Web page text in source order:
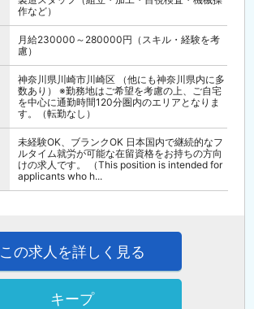
作など）
月給230000～280000円（スキル・経験を考
慮）
神奈川県川崎市川崎区 （他にも神奈川県内に多
数あり） ※勤務地はご希望を考慮の上、ご自宅
を中心に通勤時間120分圏内のエリアとなりま
す。（転勤なし）
未経験OK、ブランクOK 日本国内で継続的なフ
ルタイム就労が可能な在留資格をお持ちの方向
けの求人です。 （This position is intended for
applicants who h...
この求人を詳しく見る
キープ